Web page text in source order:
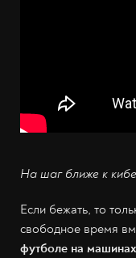
На шаг ближе к
Если бежать, то
свободное время
футболе на